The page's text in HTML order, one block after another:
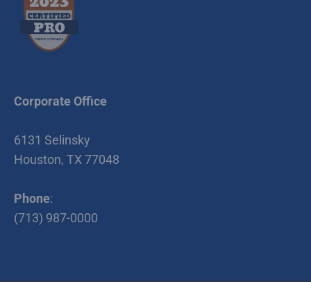
Corporate Office
6131 Selinsky
Houston, TX 77048
Phone:
(713) 987-0000